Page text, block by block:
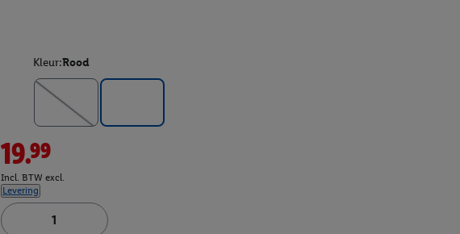
Kleur:Rood
19.99
Incl. BTW excl.
Levering